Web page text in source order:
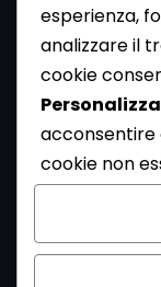
Newsletter
Se vuoi ricevere
dalla Redazione
Newsletter [
Con l'invio del
l’informativa
dei propri dati
esperienza,
analizzare il
cookie
Personalizza
acconsentire
cookie non